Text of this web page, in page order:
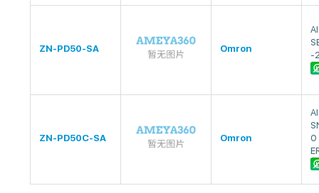
ZN-PD50-SA Omron
-
ZN-PD50C-SA Omron
0